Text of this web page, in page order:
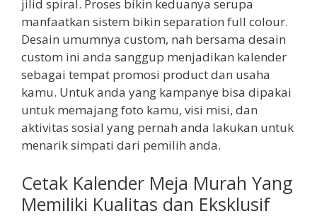
jilid spiral. Proses bikin keduanya serupa
manfaatkan sistem bikin separation full colour.
Desain umumnya custom, nah bersama desain
custom ini anda sanggup menjadikan kalender
sebagai tempat promosi product dan usaha
kamu. Untuk anda yang kampanye bisa dipakai
untuk memajang foto kamu, visi misi, dan
aktivitas sosial yang pernah anda lakukan untuk
menarik simpati dari pemilih anda.
Cetak Kalender Meja Murah Yang
Memiliki Kualitas dan Eksklusif